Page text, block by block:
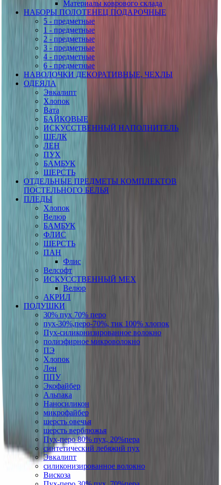
Материалы коврового склада
НАБОРЫ ПОЛОТЕНЕЦ ПОДАРОЧНЫЕ
5 - предметные
1 - предметные
2 - предметные
3 - предметные
4 - предметные
6 - предметные
НАВОЛОЧКИ ДЕКОРАТИВНЫЕ, ЧЕХЛЫ
ОДЕЯЛА
Эвкалипт
Хлопок
Вата
БАЙКОВЫЕ
ИСКУССТВЕННЫЙ НАПОЛНИТЕЛЬ
ШЕЛК
ЛЕН
ПУХ
БАМБУК
ШЕРСТЬ
ОТДЕЛЬНЫЕ ПРЕДМЕТЫ КОМПЛЕКТОВ
ПОСТЕЛЬНОГО БЕЛЬЯ
ПЛЕДЫ
Хлопок
Велюр
БАМБУК
ФЛИС
ШЕРСТЬ
ПАН
Флис
Велсофт
ИСКУССТВЕННЫЙ МЕХ
Велюр
АКРИЛ
ПОДУШКИ
30% пух 70% перо
пух-30%,перо-70%, тик 100% хлопок
Пух-силиконизированное волокно
полиэфирное микроволокно
ПЭ
Хлопок
Лен
ППУ
Экофайбер
Альпака
Наносиликон
микрофайбер
шерсть овечья
шерсть верблюжья
Пух-перо 80% пух, 20%пера
синтетический лебяжий пух
Эвкалипт
силиконизированное волокно
Вискоза